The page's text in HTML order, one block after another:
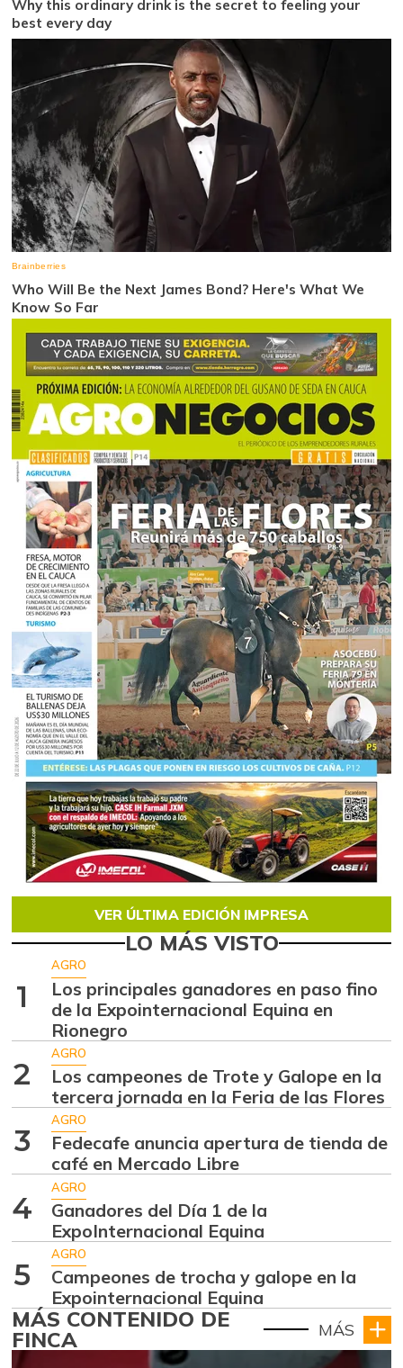
VER ÚLTIMA EDICIÓN IMPRESA
LO MÁS VISTO
1
AGRO
Los principales ganadores en paso fino
de la Expointernacional Equina en
Rionegro
2
AGRO
Los campeones de Trote y Galope en la
tercera jornada en la Feria de las Flores
3
AGRO
Fedecafe anuncia apertura de tienda de
café en Mercado Libre
4
AGRO
Ganadores del Día 1 de la
ExpoInternacional Equina
5
AGRO
Campeones de trocha y galope en la
Expointernacional Equina
MÁS CONTENIDO DE
FINCA MÁS